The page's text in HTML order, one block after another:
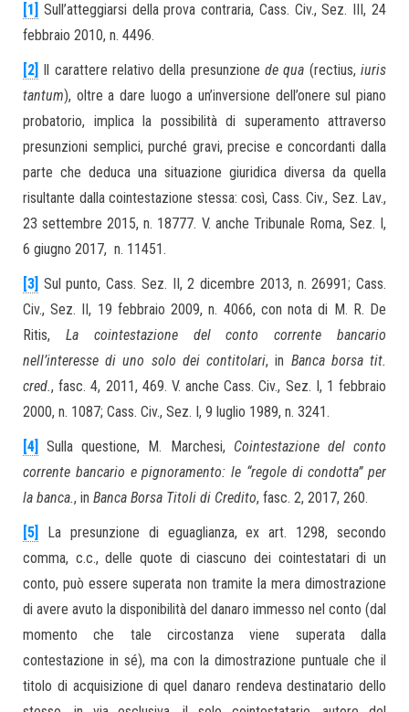
[1] Sull’atteggiarsi della prova contraria, Cass. Civ., Sez. III, 24
febbraio 2010, n. 4496.
[2] Il carattere relativo della presunzione de qua (rectius,iuris
tantum), oltre a dare luogo a un’inversione dell’onere sul piano
probatorio, implica la possibilità di superamento attraverso
presunzioni semplici, purché gravi, precise e concordanti dalla
parte che deduca una situazione giuridica diversa da quella
risultante dalla cointestazione stessa: così, Cass. Civ., Sez. Lav.,
23 settembre 2015, n. 18777. V. anche Tribunale Roma, Sez. I,
6 giugno 2017, n. 11451.
[3] Sul punto, Cass. Sez. II, 2 dicembre 2013, n. 26991; Cass.
Civ., Sez. II, 19 febbraio 2009, n. 4066, con nota di M. R. De
Ritis, La cointestazione del conto corrente bancario
nell’interesse di uno solo dei contitolari, in Banca borsa tit.
cred., fasc. 4, 2011, 469. V. anche Cass. Civ., Sez. I, 1 febbraio
2000, n. 1087; Cass. Civ., Sez. I, 9 luglio 1989, n. 3241.
[4]
Sulla questione, M. Marchesi, Cointestazione del conto
corrente bancario e pignoramento: le “regole di condotta” per
la banca., in Banca Borsa Titoli di Credito, fasc. 2, 2017, 260.
[5]
La presunzione di eguaglianza, ex art. 1298, secondo
comma, c.c., delle quote di ciascuno dei cointestatari di un
conto, può essere superata non tramite la mera dimostrazione
di avere avuto la disponibilità del danaro immesso nel conto (dal
momento che tale circostanza viene superata dalla
contestazione in sé), ma con la dimostrazione puntuale che il
titolo di acquisizione di quel danaro rendeva destinatario dello